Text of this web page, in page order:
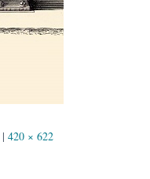
| 420 × 622